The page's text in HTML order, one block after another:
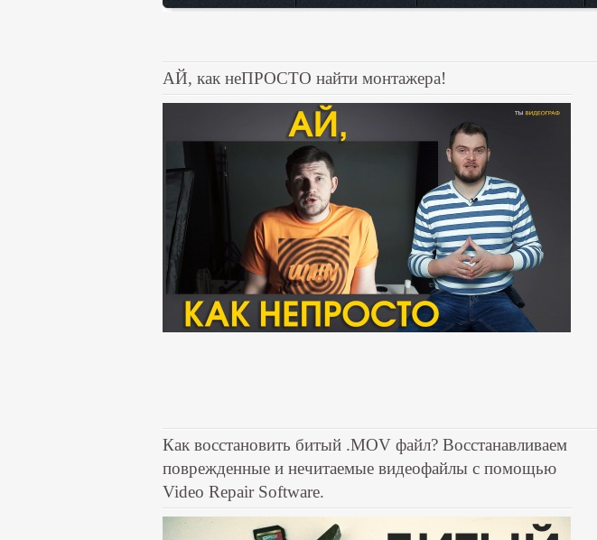
АЙ, как неПРОСТО найти монтажера!
Как восстановить битый .MOV файл? Восстанавливаем
поврежденные и нечитаемые видеофайлы с помощью
Video Repair Software.